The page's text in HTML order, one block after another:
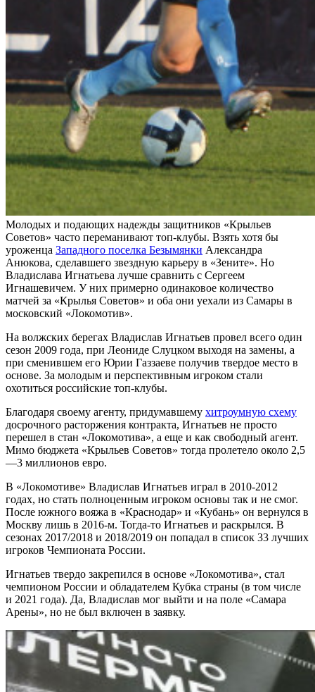
Молодых и подающих надежды защитников «Крыльев
Советов» часто переманивают топ-клубы. Взять хотя бы
уроженца Западного поселка Безымянки Александра
Анюкова, сделавшего звездную карьеру в «Зените». Но
Владислава Игнатьева лучше сравнить с Сергеем
Игнашевичем. У них примерно одинаковое количество
матчей за «Крылья Советов» и оба они уехали из Самары в
московский «Локомотив».
На волжских берегах Владислав Игнатьев провел всего один
сезон 2009 года, при Леониде Слуцком выходя на замены, а
при сменившем его Юрии Газзаеве получив твердое место в
основе. За молодым и перспективным игроком стали
охотиться российские топ-клубы.
Благодаря своему агенту, придумавшему хитроумную схему
досрочного расторжения контракта, Игнатьев не просто
перешел в стан «Локомотива», а еще и как свободный агент.
Мимо бюджета «Крыльев Советов» тогда пролетело около 2,5
—3 миллионов евро.
В «Локомотиве» Владислав Игнатьев играл в 2010-2012
годах, но стать полноценным игроком основы так и не смог.
После южного вояжа в «Краснодар» и «Кубань» он вернулся в
Москву лишь в 2016-м. Тогда-то Игнатьев и раскрылся. В
сезонах 2017/2018 и 2018/2019 он попадал в список 33 лучших
игроков Чемпионата России.
Игнатьев твердо закрепился в основе «Локомотива», стал
чемпионом России и обладателем Кубка страны (в том числе
и 2021 года). Да, Владислав мог выйти и на поле «Самара
Арены», но не был включен в заявку.